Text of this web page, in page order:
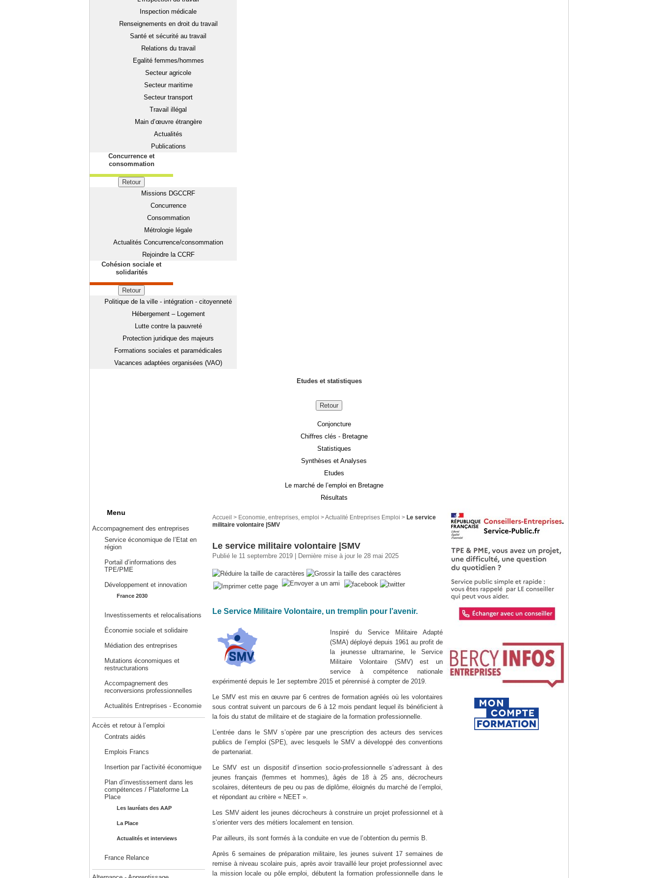
Inspection médicale
Renseignements en droit du travail
Santé et sécurité au travail
Relations du travail
Egalité femmes/hommes
Secteur agricole
Secteur maritime
Secteur transport
Travail illégal
Main d’œuvre étrangère
Actualités
Publications
Concurrence et
consommation
Retour
Missions DGCCRF
Concurrence
Consommation
Métrologie légale
Actualités Concurrence/consommation
Rejoindre la CCRF
Cohésion sociale et
solidarités
Retour
Politique de la ville - intégration - citoyenneté
Hébergement – Logement
Lutte contre la pauvreté
Protection juridique des majeurs
Formations sociales et paramédicales
Vacances adaptées organisées (VAO)
Etudes et statistiques
Retour
Conjoncture
Chiffres clés - Bretagne
Statistiques
Synthèses et Analyses
Etudes
Le marché de l’emploi en Bretagne
Résultats
Menu
Accompagnement des entreprises
Service économique de l’Etat en
région
Portail d’informations des
TPE/PME
Développement et innovation
France 2030
Investissements et relocalisations
Économie sociale et solidaire
Médiation des entreprises
Mutations économiques et
restructurations
Accompagnement des
reconversions professionnelles
Actualités Entreprises - Economie
Accès et retour à l’emploi
Contrats aidés
Emplois Francs
Insertion par l’activité économique
Plan d’investissement dans les
compétences / Plateforme La
Place
Les lauréats des AAP
La Place
Actualités et interviews
France Relance
Accueil > Economie, entreprises, emploi > Actualité Entreprises Emploi > Le service
militaire volontaire |SMV
Le service militaire volontaire |SMV
Publié le 11 septembre 2019 | Dernière mise à jour le 28 mai 2025
Le Service Militaire Volontaire, un tremplin pour l’avenir.
Inspiré du Service Militaire Adapté
(SMA) déployé depuis 1961 au profit de
la jeunesse ultramarine, le Service
Militaire Volontaire (SMV) est un
service à compétence nationale
expérimenté depuis le 1er septembre 2015 et pérennisé à compter de 2019.
Le SMV est mis en œuvre par 6 centres de formation agréés où les volontaires
sous contrat suivent un parcours de 6 à 12 mois pendant lequel ils bénéficient à
la fois du statut de militaire et de stagiaire de la formation professionnelle.
L’entrée dans le SMV s’opère par une prescription des acteurs des services
publics de l’emploi (SPE), avec lesquels le SMV a développé des conventions
de partenariat.
Le SMV est un dispositif d’insertion socio-professionnelle s’adressant à des
jeunes français (femmes et hommes), âgés de 18 à 25 ans, décrocheurs
scolaires, détenteurs de peu ou pas de diplôme, éloignés du marché de l’emploi,
et répondant au critère « NEET ».
Les SMV aident les jeunes décrocheurs à construire un projet professionnel et à
s’orienter vers des métiers localement en tension.
Par ailleurs, ils sont formés à la conduite en vue de l’obtention du permis B.
Après 6 semaines de préparation militaire, les jeunes suivent 17 semaines de
remise à niveau scolaire puis, après avoir travaillé leur projet professionnel avec
la mission locale ou pôle emploi, débutent la formation professionnelle dans le